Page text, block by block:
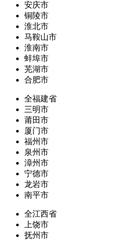
安庆市
铜陵市
淮北市
马鞍山市
淮南市
蚌埠市
芜湖市
合肥市
全福建省
三明市
莆田市
厦门市
福州市
泉州市
漳州市
宁德市
龙岩市
南平市
全江西省
上饶市
抚州市